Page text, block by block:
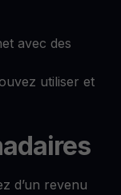
avec des
utiliser et
d’un revenu